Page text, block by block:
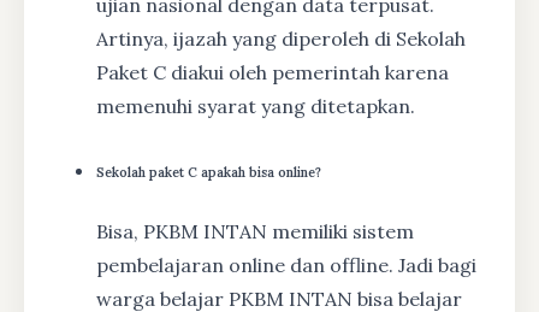
Artinya, ijazah yang diperoleh di Sekolah
Paket C diakui oleh pemerintah karena
memenuhi syarat yang ditetapkan.
Sekolah paket C apakah bisa online?
Bisa, PKBM INTAN memiliki sistem
pembelajaran online dan offline. Jadi bagi
warga belajar PKBM INTAN bisa belajar